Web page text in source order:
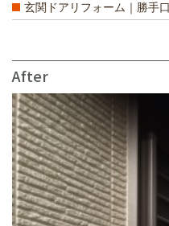
玄関ドアリフォーム｜勝手
After